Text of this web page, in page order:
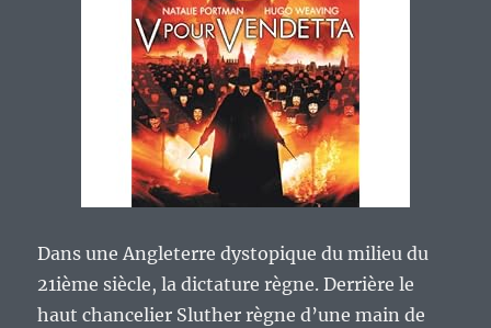
Dans une Angleterre dystopique du milieu du
21ième siècle, la dictature règne. Derrière le
haut chancelier Sluther règne d’une main de